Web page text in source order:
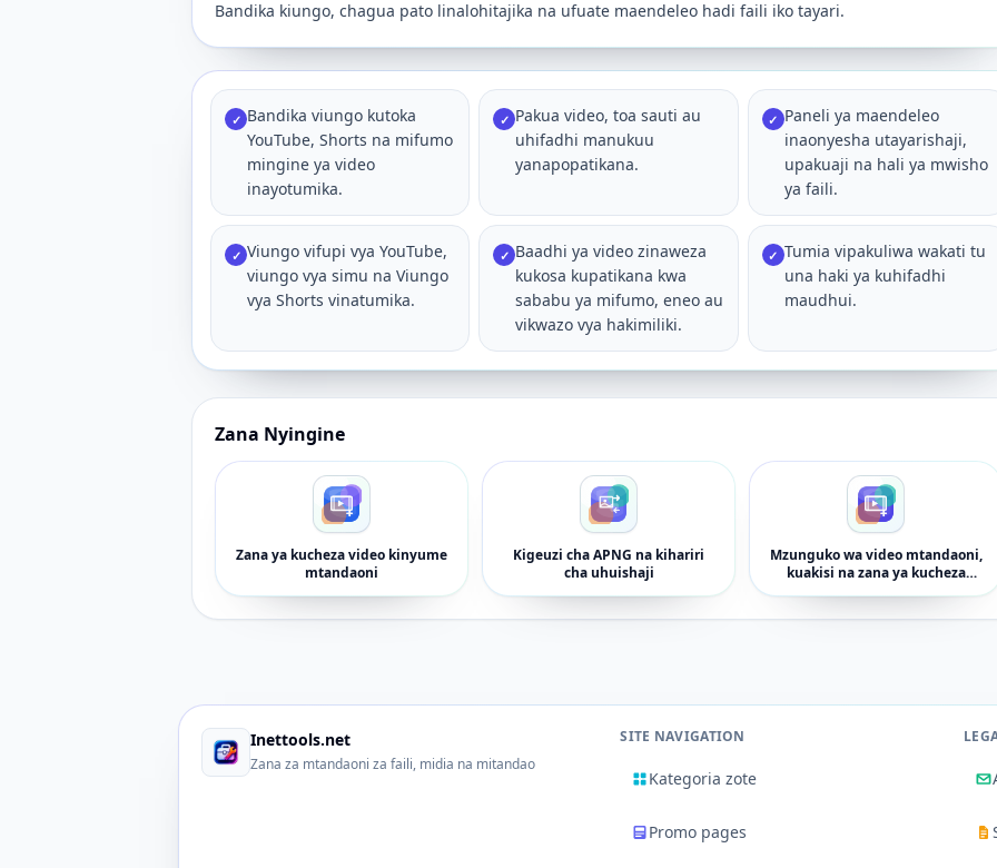
Bandika kiungo, chagua pato linalohitajika na ufuate maendeleo hadi faili iko tayari.
✓ Bandika viungo kutoka
YouTube, Shorts na mifumo
mingine ya video
inayotumika.
✓ Pakua video, toa sauti au
uhifadhi manukuu
yanapopatikana.
✓ Paneli ya maendeleo
inaonyesha utayarishaji,
upakuaji na hali ya mwisho
ya faili.
✓ Viungo vifupi vya YouTube,
viungo vya simu na Viungo
vya Shorts vinatumika.
✓ Baadhi ya video zinaweza
kukosa kupatikana kwa
sababu ya mifumo, eneo au
vikwazo vya hakimiliki.
✓ Tumia vipakuliwa wakati tu
una haki ya kuhifadhi
maudhui.
Zana Nyingine
Zana ya kucheza video kinyume
mtandaoni
Kigeuzi cha APNG na kihariri
cha uhuishaji
Mzunguko wa video mtandaoni,
kuakisi na zana ya kucheza
Inettools.net
Zana za mtandaoni za faili, midia na mitandao
SITE NAVIGATION
Kategoria zote
Promo pages